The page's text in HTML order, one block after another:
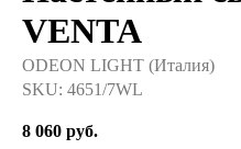
VENTA
ODEON LIGHT (Италия)
SKU: 4651/7WL
8 060 руб.